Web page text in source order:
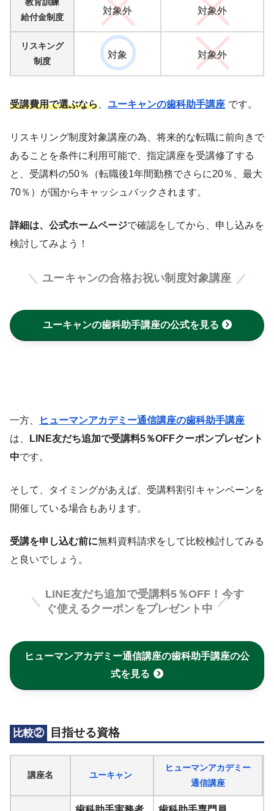
教育訓練
給付金制度
対象外 対象外
リスキング
制度
対象 対象外
受講費用で選ぶなら ユーキャンの歯科助手講座 です。
リスキリング制度対象講座の為、将来的な転職に前向きで
あることを条件に利用可能で、指定講座を受講修了する
と、受講料の50％（転職後1年間勤務でさらに20％、最大
70％）が国からキャッシュバックされます。
詳細は、公式ホームページで確認をしてから、申し込みを
検討してみよう！
ユーキャンの合格お祝い制度対象講座
ユーキャンの歯科助手講座の公式を見る
一方、
ヒューマンアカデミー通信講座の歯科助手講座
は、
LINE友だち追加で受講料5％OFFクーポンプレゼント
中です。
そして、タイミングがあえば、受講料割引キャンペーンを
開催している場合もあります。
受講を申し込む前に無料資料請求をして比較検討してみる
と良いでしょう。
LINE友だち追加で受講料5％OFF！今す
ぐ使えるクーポンをプレゼント中
ヒューマンアカデミー通信講座の歯科助手講座の公
式を見る
比較② 目指せる資格
講座名 ユーキャン
ヒューマンアカデミー
通信講座